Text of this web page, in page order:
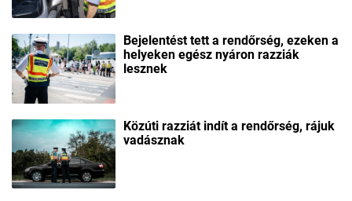
Bejelentést tett a rendőrség, ezeken a
helyeken egész nyáron razziák
lesznek
Közúti razziát indít a rendőrség, rájuk
vadásznak